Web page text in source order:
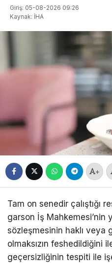
Giriş: 05-08-2026 09:26
Kaynak: İHA
+
Tam on senedir çalıştığı
garson İş Mahkemesi’nin
sözleşmesinin haklı veya
olmaksızın feshedildiğini
geçersizliğinin tespiti ile